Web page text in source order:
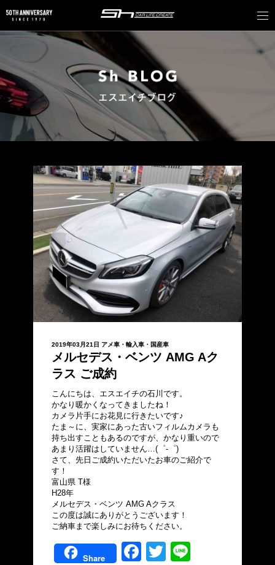
2019年03月21日 アメ車・輸入車・国産車
メルセデス・ベンツ AMG Aク
ラス ご成約
こんにちは、エスエイチの石川です。
かなり暖かくなってきましたね！
カメラ片手にお花見に行きたいです♪
たま～に、実家にあった古いフィルムカメラも
持ち出すこともあるのですが、かなり重いので
あまり活躍はしていません…(゜-゜)
さて、先日ご成約いただいたお車のご紹介で
す！
富山県 T様
H28年
メルセデス・ベンツ AMG Aクラス
この度は誠にありがとうございます！
ご納車まで楽しみにお待ちください。
Share
FacebookTwitter